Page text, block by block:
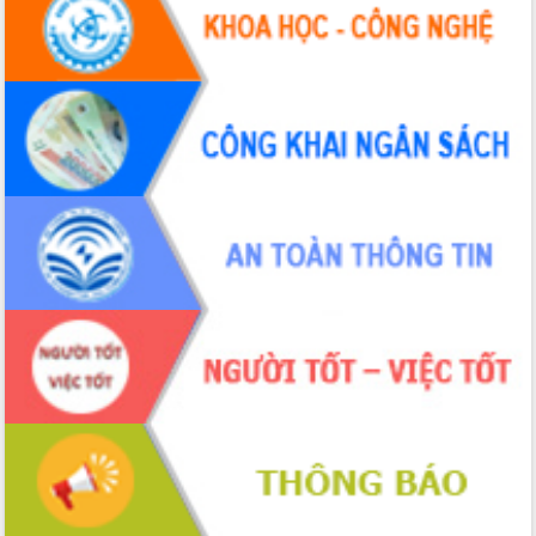
Hội thảo khoa học “Giải pháp thúc đẩy
phát triển nền kinh tế xanh tại tỉnh
Đắk Lắk”
Tăng cường giám sát, đôn đốc thực
hiện nhiệm vụ quản lý tài sản công
hàng tuần
Tháo gỡ những vướng mắc, đẩy mạnh
công tác cải cách thủ tục hành chính
tại Trung tâm Phục vụ hành chính
công tỉnh
Đắk Lắk: Tôn vinh 46 giải pháp tại Hội
thi Sáng tạo Kỹ thuật 2024 - 2025
Đắk Lắk rà soát, điều chỉnh Đề án 190
về phát triển nuôi trồng thủy sản
Phó Chủ tịch UBND tỉnh Đắk Lắk
Trương Công Thái kiểm tra thực địa
Dự án cao tốc Khánh Hòa - Buôn Ma
Thuột
Định vị cà phê Việt Nam như một “di
sản sống” trong dòng chảy toàn cầu